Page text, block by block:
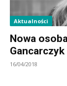
Aktualności
Nowa
16/04/2018